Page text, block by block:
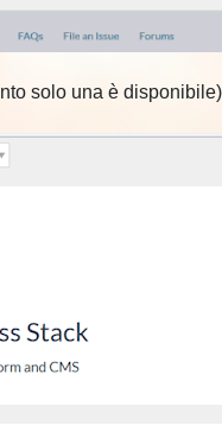
solo una è